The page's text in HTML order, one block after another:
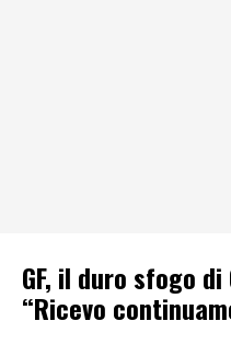
GF, il duro sfogo
“Ricevo